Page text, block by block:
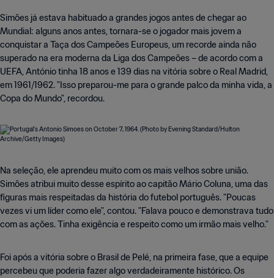
Simões já estava habituado a grandes jogos antes de chegar ao
Mundial: alguns anos antes, tornara-se o jogador mais jovem a
conquistar a Taça dos Campeões Europeus, um recorde ainda não
superado na era moderna da Liga dos Campeões – de acordo com a
UEFA, António tinha 18 anos e 139 dias na vitória sobre o Real Madrid,
em 1961/1962. "Isso preparou-me para o grande palco da minha vida, a
Copa do Mundo", recordou.
Na seleção, ele aprendeu muito com os mais velhos sobre união.
Simões atribui muito desse espírito ao capitão Mário Coluna, uma das
figuras mais respeitadas da história do futebol português. "Poucas
vezes vi um líder como ele", contou. "Falava pouco e demonstrava tudo
com as ações. Tinha exigência e respeito como um irmão mais velho."
Foi após a vitória sobre o Brasil de Pelé, na primeira fase, que a equipe
percebeu que poderia fazer algo verdadeiramente histórico. Os